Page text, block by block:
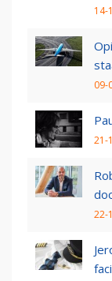
14-
09-
21-
22-